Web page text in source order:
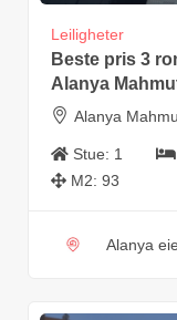
Leiligheter
Beste pris 3
Alanya
Alanya
Stue: 1
M2: 93
Alanya